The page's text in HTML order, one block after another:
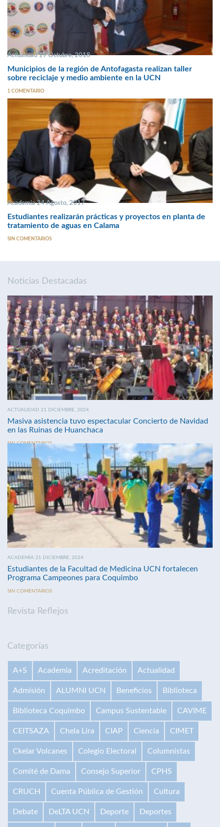
Actualidad 19 Octubre, 2018
Municipios de la región de Antofagasta realizan taller
sobre reciclaje y medio ambiente en la UCN
1 COMENTARIO
Academia 24 Agosto, 2017
Estudiantes realizarán prácticas y proyectos en planta de
tratamiento de aguas en Calama
SIN COMENTARIOS
Noticias Destacadas
ACTUALIDAD 21 DICIEMBRE, 2024
Masiva asistencia tuvo espectacular Concierto de Navidad
en las Ruinas de Huanchaca
SIN COMENTARIOS
ACADEMIA 21 DICIEMBRE, 2024
Estudiantes de la Facultad de Medicina UCN fortalecen
Programa Campeones para Coquimbo
SIN COMENTARIOS
Revista Reflejos
Categorías
A+S Academia Acreditación Actualidad
Admisión ALUMNI UCN Beneficios Biblioteca
Biblioteca Coquimbo Campus Sustentable CAVIME
CEITSAZA Chela Lira CIAP Ciencia CIMET
Ckelar Volcanes Colegio Electoral Columnistas
Comité de Dama Consejo Superior CPHS
CRUCH Cuenta Pública de Gestión Cultura
Debate DeLTA UCN Deporte Deportes